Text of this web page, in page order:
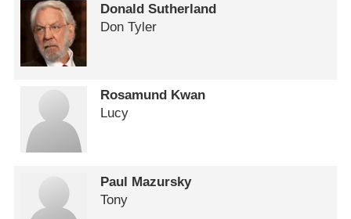
Donald Sutherland
Don Tyler
Rosamund Kwan
Lucy
Paul Mazursky
Tony